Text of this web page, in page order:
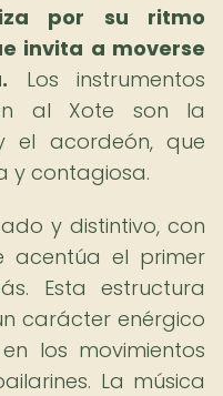
por su ritmo
invita a moverse
Los instrumentos
al Xote son la
el acordeón, que
y contagiosa.
y distintivo, con
acentúa el primer
Esta estructura
carácter enérgico
los movimientos
La música